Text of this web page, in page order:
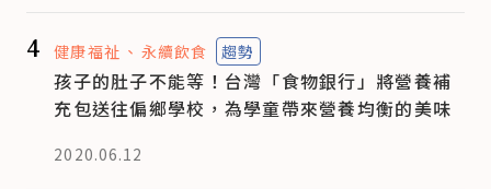
4 健康福祉 永續飲食 趨勢
孩子的肚子不能等！台灣「食物銀行」將營養補
充包送往偏鄉學校，為學童帶來營養均衡的美味
2020.06.12